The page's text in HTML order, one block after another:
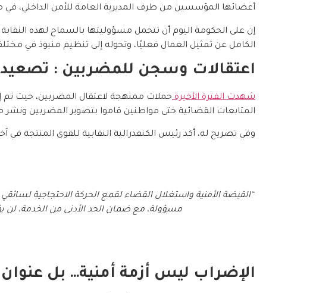
أعضائها المؤسسين من طرف المديرية العامة للأمن الداخلي،
إن على الحكومة اليوم أن تتحمل مسؤوليتها بالسماح لهذه
الكامل عن تمثيل العمال فعليًا، وتحوله إلى تنظيم منبوذ في
اعتقالات وسجن للمضربين :
شهدت الفترة الأخيرةحملات ممنهجة لاعتقال المضربين، حيث تم
المتابعات القضائية حتى مواطنين قاموا بتصوير المضربين ونشر
وفي تصريح له، أكد رئيس الكنفدرالية النقابية للقوى المنتجة في
“القبضة الأمنية واستغلال القضاء لقمع الحركة الاحتجاجية
مسؤولة، مع ضمان الحد الأدنى من الخدمة، لن
الإضراب ليس أزمة أمنية… بل